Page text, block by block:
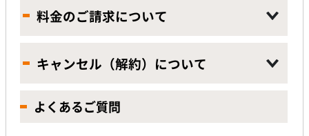
料金のご請求について
キャンセル（解約）について
よくあるご質問